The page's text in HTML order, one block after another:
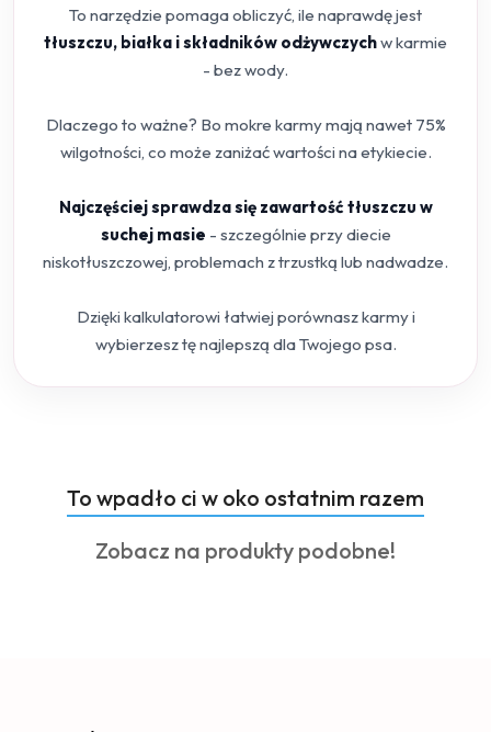
To narzędzie pomaga obliczyć, ile naprawdę jest
tłuszczu, białka i składników odżywczychw karmie
- bez wody.
Dlaczego to ważne? Bo mokre karmy mają nawet 75%
wilgotności, co może zaniżać wartości na etykiecie.
Najczęściej sprawdza się zawartość tłuszczu w
suchej masie - szczególnie przy diecie
niskotłuszczowej, problemach z trzustką lub nadwadze.
Dzięki kalkulatorowi łatwiej porównasz karmy i
wybierzesz tę najlepszą dla Twojego psa.
Pomiń karuzelę produktów
Produkty
o
statusie:
To wpadło ci w oko ostatnim razem
Produkty
Zobacz na produkty podobne!